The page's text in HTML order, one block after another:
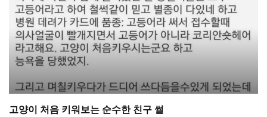
고양이 처음 키워보는 순수한 친구 썰